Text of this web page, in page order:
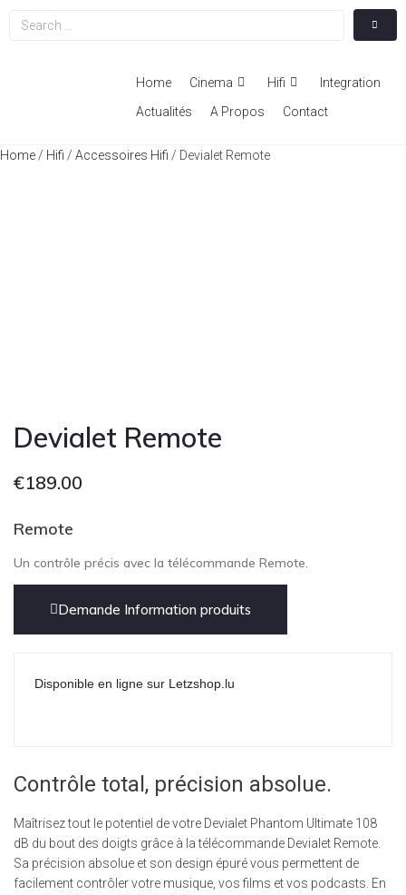
Home Cinema Hifi
Integration
Actualités
A Propos Contact
Home / Hifi / Accessoires Hifi / Devialet Remote
Devialet Remote
€189.00
Remote
Un contrôle précis avec la télécommande Remote.
Demande Information produits
Disponible en ligne sur Letzshop.lu
Contrôle total, précision absolue.
Maîtrisez tout le potentiel de votre Devialet Phantom Ultimate 108
dB du bout des doigts grâce à la télécommande Devialet Remote.
Sa précision absolue et son design épuré vous permettent de
facilement contrôler votre musique, vos films et vos podcasts. En